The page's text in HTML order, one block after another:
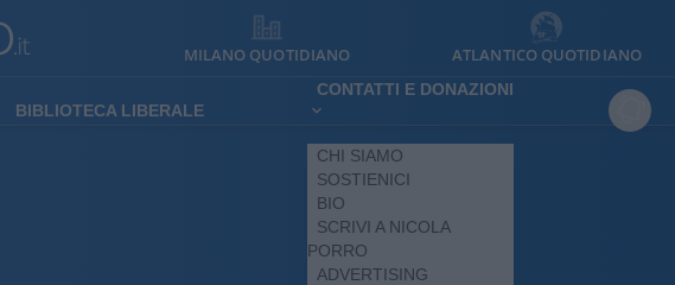
MILANO QUOTIDIANO ATLANTICO QUOTIDIANO
BIBLIOTECA LIBERALE
CONTATTI E DONAZIONI
CHI SIAMO
SOSTIENICI
BIO
SCRIVI A NICOLA
PORRO
ADVERTISING